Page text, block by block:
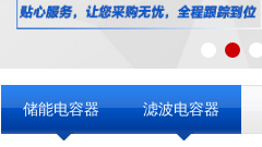
储能电容器 滤波电容器